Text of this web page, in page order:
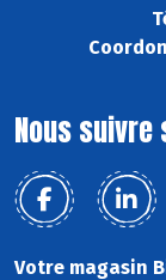
Nous suivre
Votre magasin